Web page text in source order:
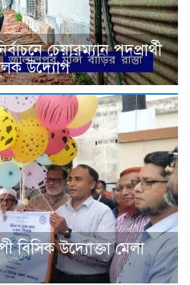
চেয়ারম্যান পদপ্রার্থী
উদ্যোগ
বিসিক উদ্যোক্তা মেলা